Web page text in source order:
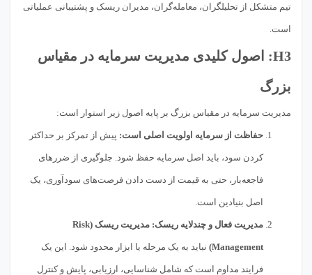
تیم متشکل از تحلیلگران، معامله‌گران، مدیران ریسک و پشتیبانی عملیاتی
است.
H3: اصول کلیدی مدیریت سرمایه در مقیاس
بزرگ
مدیریت سرمایه در مقیاس بزرگ بر پایه اصول زیر استوار است:
حفاظت از سرمایه اولویت اصلی است: پیش از تمرکز بر حداکثر
کردن سود، باید اصل سرمایه حفظ شود. جلوگیری از ضررهای
فاجعه‌بار، حتی به قیمت از دست دادن فرصت‌های سودآوری، یک
اصل بنیادین است.
مدیریت فعال و چندلایه ریسک: مدیریت ریسک (Risk
Management) نباید به یک مرحله یا ابزار محدود شود. این یک
فرایند مداوم است که شامل شناسایی، ارزیابی، پایش و کنترل